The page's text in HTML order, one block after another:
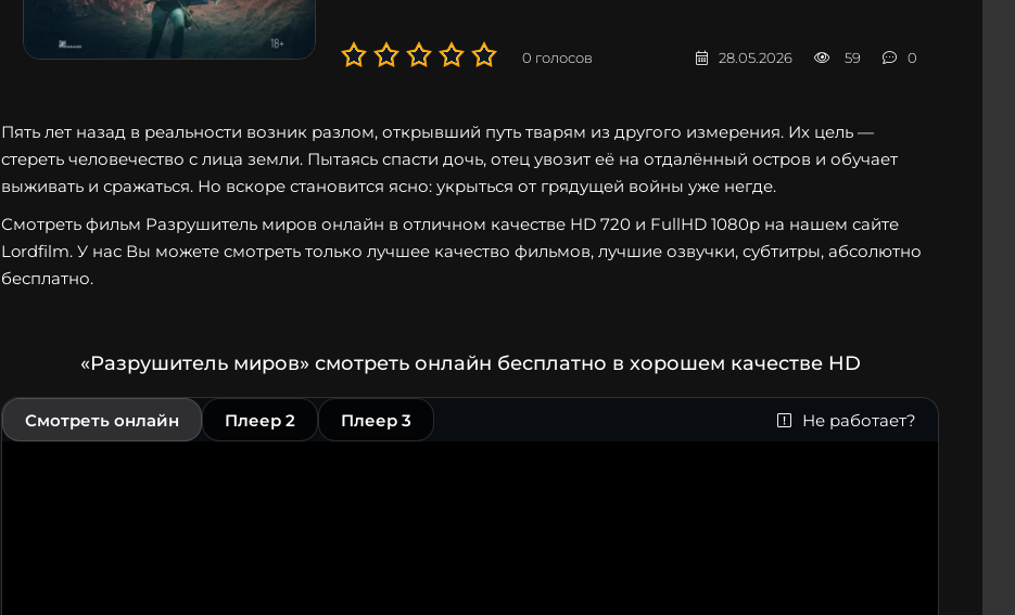
0 голосов 28.05.2026 59 0
Пять лет назад в реальности возник разлом, открывший путь тварям из другого измерения. Их цель —
стереть человечество с лица земли. Пытаясь спасти дочь, отец увозит её на отдалённый остров и обучает
выживать и сражаться. Но вскоре становится ясно: укрыться от грядущей войны уже негде.
Смотреть фильм Разрушитель миров онлайн в отличном качестве HD 720 и FullHD 1080p на нашем сайте
Lordfilm. У нас Вы можете смотреть только лучшее качество фильмов, лучшие озвучки, субтитры, абсолютно
бесплатно.
«Разрушитель миров» смотреть онлайн бесплатно в хорошем качестве HD
Смотреть онлайн Плеер 2 Плеер 3 Не работает?